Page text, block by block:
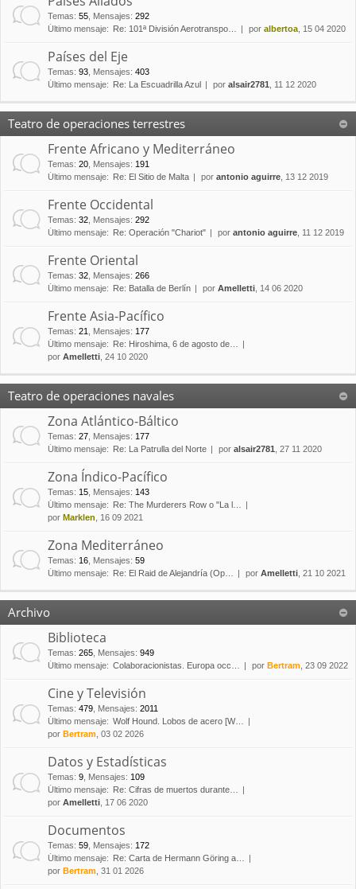
Temas: 55 Mensajes: 292
Último mensaje:
Re: 101ª División Aerotranspo… por albertoa , 15 04 2020
Países del Eje
Temas: 93 Mensajes: 403
Último mensaje:
Re: La Escuadrilla Azul por alsair2781 , 11 12 2020
Teatro de operaciones terrestres
Frente Africano y Mediterráneo
Temas: 20 Mensajes: 191
Último mensaje:
Re: El Sitio de Malta por antonio aguirre , 13 12 2019
Frente Occidental
Temas: 32 Mensajes: 292
Último mensaje:
Re: Operación "Chariot" por antonio aguirre , 11 12 2019
Frente Oriental
Temas: 32 Mensajes: 266
Último mensaje:
Re: Batalla de Berlín por Amelletti , 14 06 2020
Frente Asia-Pacífico
Temas: 21 Mensajes: 177
Último mensaje:
Re: Hiroshima, 6 de agosto de…
por Amelletti , 24 10 2020
Teatro de operaciones navales
Zona Atlántico-Báltico
Temas: 27 Mensajes: 177
Último mensaje:
Re: La Patrulla del Norte por alsair2781 , 27 11 2020
Zona Índico-Pacífico
Temas: 15 Mensajes: 143
Último mensaje:
Re: The Murderers Row o "La l…
por Marklen , 16 09 2021
Zona Mediterráneo
Temas: 16 Mensajes: 59
Último mensaje:
Re: El Raid de Alejandría (Op… por Amelletti , 21 10 2021
Archivo
Biblioteca
Temas: 265 Mensajes: 949
Último mensaje: Colaboracionistas. Europa occ… por Bertram , 23 09 2022
Cine y Televisión
Temas: 479 Mensajes: 2011
Último mensaje: Wolf Hound. Lobos de acero [W…
por Bertram , 03 02 2026
Datos y Estadísticas
Temas: 9 Mensajes: 109
Último mensaje:
Re: Cifras de muertos durante…
por Amelletti , 17 06 2020
Documentos
Temas: 59 Mensajes: 172
Último mensaje:
Re: Carta de Hermann Göring a…
por Bertram , 31 01 2026